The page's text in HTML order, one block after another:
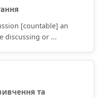
[countable] an
discussing or ...
та